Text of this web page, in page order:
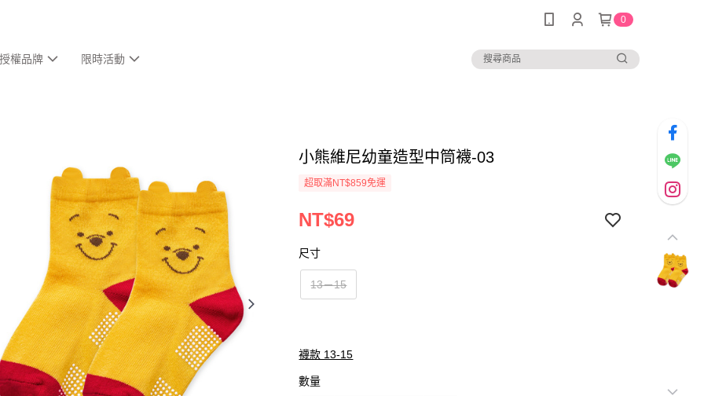
0
權品牌 限時活動
小熊維尼幼童造型中筒襪-03
超取滿NT$859免運
NT$69
尺寸
13－15
襪款 13-15
數量